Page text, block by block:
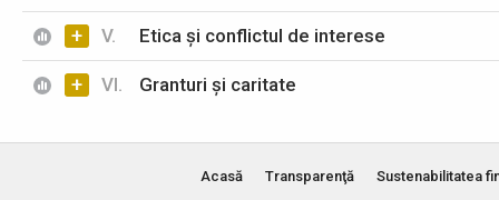
+ V. Etica și conflictul de interese
+ VI. Granturi și caritate
Acasă Transparenţă Sustenabilitatea